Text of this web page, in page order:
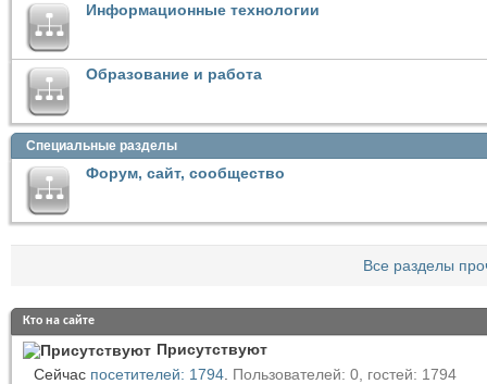
Информационные технологии
Образование и работа
Специальные разделы
Форум, сайт, сообщество
Все разделы
Кто на сайте
Присутствуют
Сейчас посетителей: 1794 Пользователей: 0, гостей: 1794